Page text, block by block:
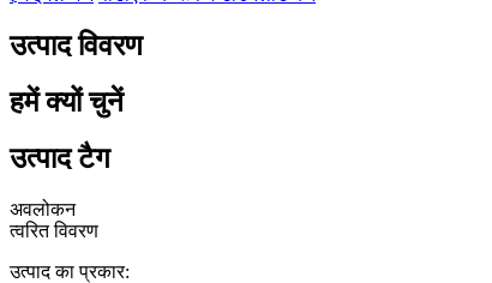
उत्पाद विवरण
हमें क्यों चुनें
उत्पाद टैग
अवलोकन
त्वरित विवरण
उत्पाद का प्रकार: